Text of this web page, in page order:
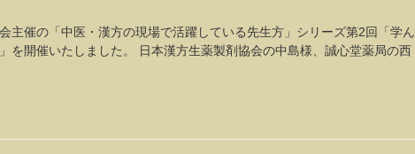
主催の「中医・漢方の現場で活躍している先生方」シリーズ第2回「学ん
を開催いたしました。 日本漢方生薬製剤協会の中島様、誠心堂薬局の西